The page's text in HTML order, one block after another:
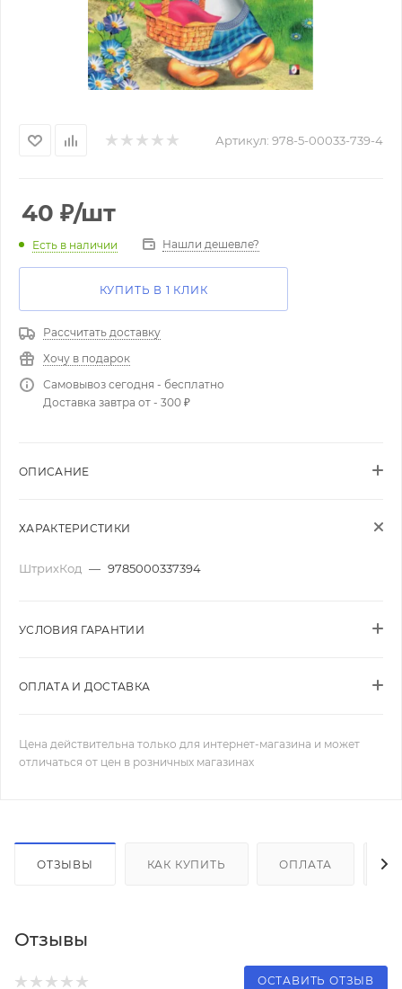
Артикул: 978-5-00033-739-4
40 ₽/шт
Есть в наличии Нашли дешевле?
КУПИТЬ В 1 КЛИК
Рассчитать доставку
Хочу в подарок
Самовывоз сегодня - бесплатно
Доставка завтра от - 300 ₽
ОПИСАНИЕ
ХАРАКТЕРИСТИКИ
ШтрихКод — 9785000337394
УСЛОВИЯ ГАРАНТИИ
ОПЛАТА И ДОСТАВКА
Цена действительна только для интернет-магазина и может
отличаться от цен в розничных магазинах
ОТЗЫВЫ КАК КУПИТЬ ОПЛАТА
Отзывы
ОСТАВИТЬ ОТЗЫВ